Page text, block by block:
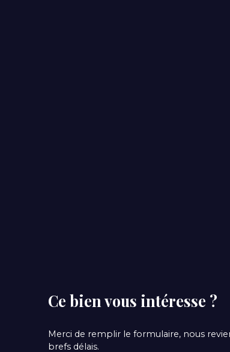
Ce bien vous intéresse ?
Merci de remplir le formulaire, nous
brefs délais.